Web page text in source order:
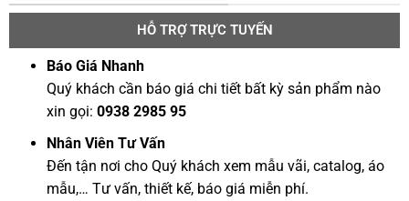
HỖ TRỢ TRỰC TUYẾN
Báo Giá Nhanh
Quý khách cần báo giá chi tiết bất kỳ sản phẩm nào
xin gọi:0938 2985 95
Nhân Viên Tư Vấn
Đến tận nơi cho Quý khách xem mẫu vãi, catalog, áo
mẫu,… Tư vấn, thiết kế, báo giá miễn phí.